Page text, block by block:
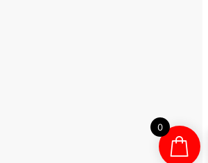
0